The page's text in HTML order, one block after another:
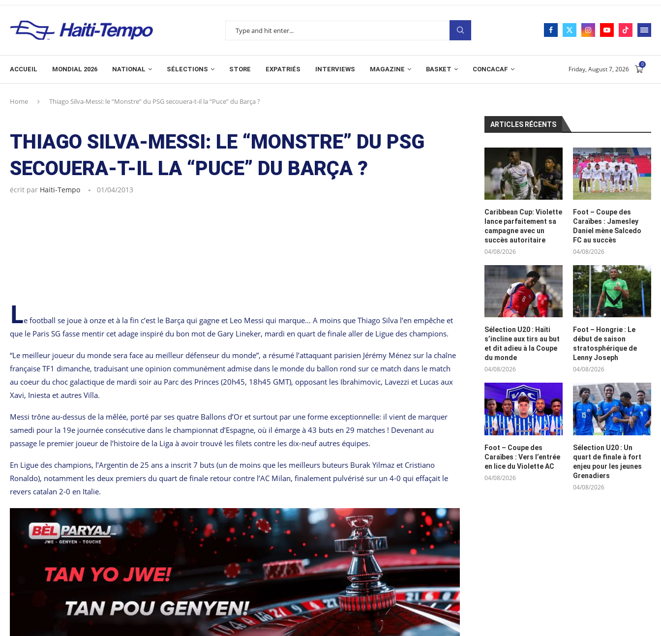
ACCUEIL MONDIAL 2026 NATIONAL SÉLECTIONS STORE EXPATRIÉS INTERVIEWS MAGAZINE BASKET CONCACAF Friday, August 7, 2026
0
Home Thiago Silva-Messi: le “Monstre” du PSG secouera-t-il la “Puce” du Barça ?
THIAGO SILVA-MESSI: LE “MONSTRE” DU PSG
SECOUERA-T-IL LA “PUCE” DU BARÇA ?
écrit par Haiti-Tempo 01/04/2013
Le football se joue à onze et à la fin c’est le Barça qui gagne et Leo Messi qui marque… A moins que Thiago Silva l’en empêche et
que le Paris SG fasse mentir cet adage inspiré du bon mot de Gary Lineker, mardi en quart de finale aller de Ligue des champions.
“Le meilleur joueur du monde sera face au meilleur défenseur du monde”, a résumé l’attaquant parisien Jérémy Ménez sur la chaîne
française TF1 dimanche, traduisant une opinion communément admise dans le monde du ballon rond sur ce match dans le match
au coeur du choc galactique de mardi soir au Parc des Princes (20h45, 18h45 GMT), opposant les Ibrahimovic, Lavezzi et Lucas aux
Xavi, Iniesta et autres Villa.
Messi trône au-dessus de la mêlée, porté par ses quatre Ballons d’Or et surtout par une forme exceptionnelle: il vient de marquer
samedi pour la 19e journée consécutive dans le championnat d’Espagne, où il émarge à 43 buts en 29 matches ! Devenant au
passage le premier joueur de l’histoire de la Liga à avoir trouvé les filets contre les dix-neuf autres équipes.
En Ligue des champions, l’Argentin de 25 ans a inscrit 7 buts (un de moins que les meilleurs buteurs Burak Yilmaz et Cristiano
Ronaldo), notamment les deux premiers du quart de finale retour contre l’AC Milan, finalement pulvérisé sur un 4-0 qui effaçait le
revers catalan 2-0 en Italie.
ARTICLES RÉCENTS
Caribbean Cup: Violette
lance parfaitement sa
campagne avec un
succès autoritaire
04/08/2026
Foot – Coupe des
Caraïbes : Jamesley
Daniel mène Salcedo
FC au succès
04/08/2026
Sélection U20 : Haïti
s’incline aux tirs au but
et dit adieu à la Coupe
du monde
04/08/2026
Foot – Hongrie : Le
début de saison
stratosphérique de
Lenny Joseph
04/08/2026
Foot – Coupe des
Caraïbes : Vers l’entrée
en lice du Violette AC
04/08/2026
Sélection U20 : Un
quart de finale à fort
enjeu pour les jeunes
Grenadiers
04/08/2026